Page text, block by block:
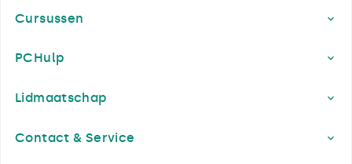
Cursussen
PCHulp
Lidmaatschap
Contact & Service